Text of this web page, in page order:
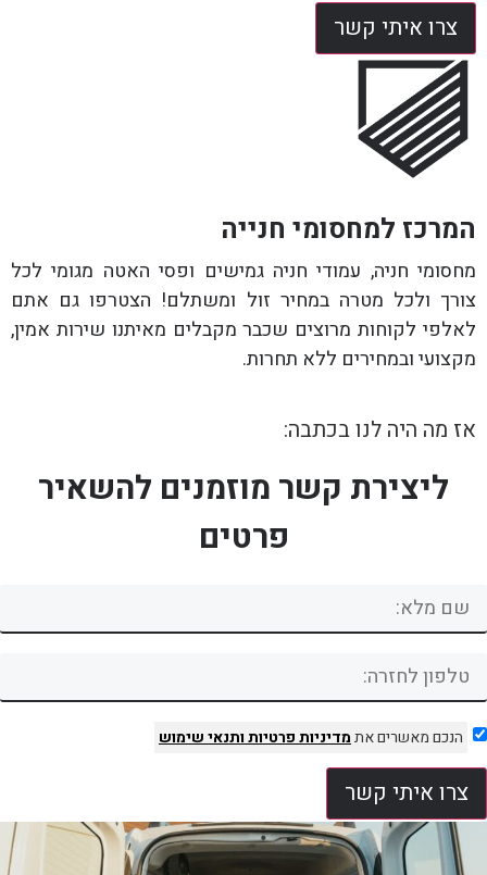
צרו איתי קשר
המרכז למחסומי חנייה
מחסומי חניה, עמודי חניה גמישים ופסי האטה מגומי לכל
צורך ולכל מטרה במחיר זול ומשתלם! הצטרפו גם אתם
לאלפי לקוחות מרוצים שכבר מקבלים מאיתנו שירות אמין,
מקצועי ובמחירים ללא תחרות.
אז מה היה לנו בכתבה:
ליצירת קשר מוזמנים להשאיר
פרטים
הנכם מאשרים אתמדיניות פרטיותותנאי שימוש
צרו איתי קשר